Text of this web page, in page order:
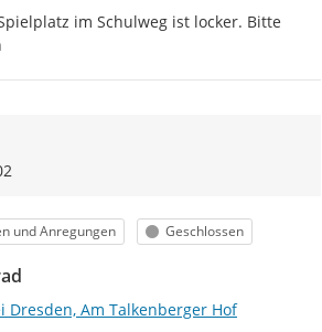
im Schulweg ist locker. Bitte
Zur Äußerung
und Anregungen Status
Geschlossen
Dresden, Am Talkenberger Hof